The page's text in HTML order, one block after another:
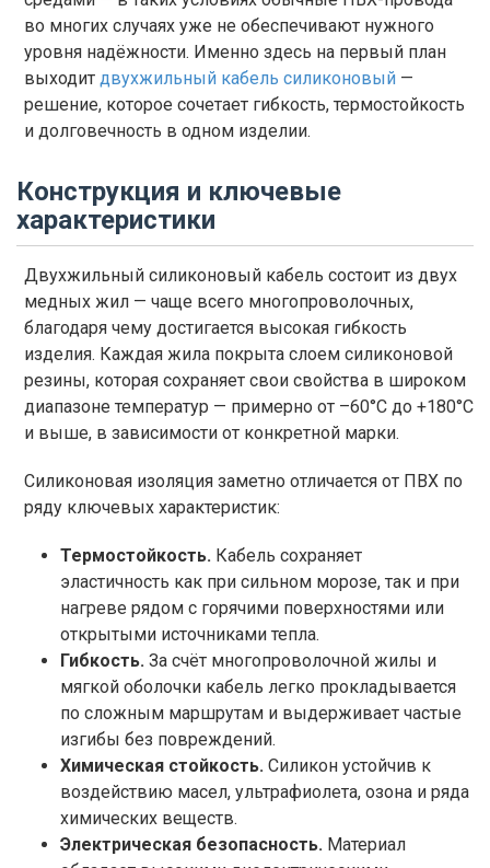
во многих случаях уже не обеспечивают нужного
уровня надёжности. Именно здесь на первый план
выходит двухжильный кабель силиконовый —
решение, которое сочетает гибкость, термостойкость
и долговечность в одном изделии.
Конструкция и ключевые
характеристики
Двухжильный силиконовый кабель состоит из двух
медных жил — чаще всего многопроволочных,
благодаря чему достигается высокая гибкость
изделия. Каждая жила покрыта слоем силиконовой
резины, которая сохраняет свои свойства в широком
диапазоне температур — примерно от –60°C до +180°C
и выше, в зависимости от конкретной марки.
Силиконовая изоляция заметно отличается от ПВХ по
ряду ключевых характеристик:
Термостойкость. Кабель сохраняет
эластичность как при сильном морозе, так и при
нагреве рядом с горячими поверхностями или
открытыми источниками тепла.
Гибкость. За счёт многопроволочной жилы и
мягкой оболочки кабель легко прокладывается
по сложным маршрутам и выдерживает частые
изгибы без повреждений.
Химическая стойкость. Силикон устойчив к
воздействию масел, ультрафиолета, озона и ряда
химических веществ.
Электрическая безопасность. Материал